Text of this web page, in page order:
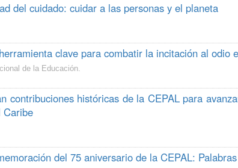
del cuidado: cuidar a las personas y el planeta
clave para combatir la incitación al odio
de la Educación.
contribuciones históricas de la CEPAL para
Caribe
del 75 aniversario de la CEPAL: